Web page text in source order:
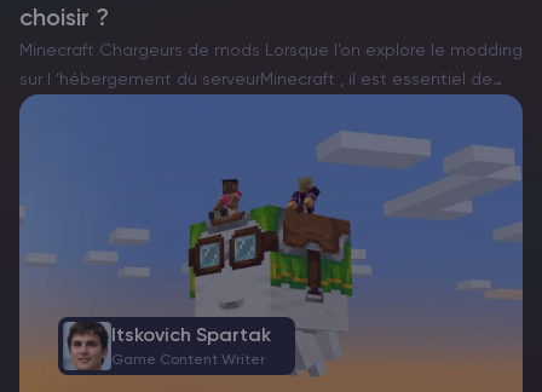
choisir ?
Minecraft Chargeurs de mods Lorsque l’on explore le modding
sur l ‘hébergement du serveurMinecraft , il est essentiel de
choisir le bon chargeur de mods. Actuellement, il existe trois
Itskovich Spartak
Game Content Writer